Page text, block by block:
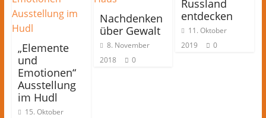
„Elemente
und
Emotionen“
Ausstellung
im Hudl
15. Oktober
Nachdenken
über Gewalt
8. November
2018
0
Russland
entdecken
11. Oktober
2019
0